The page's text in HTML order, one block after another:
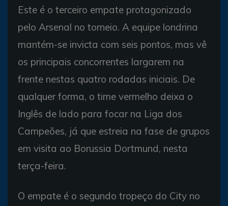
Este é o terceiro empate protagonizado
pelo Arsenal no torneio. A equipe londrina
mantém-se invicta com seis pontos, mas vê
os principais concorrentes largarem na
frente nestas quatro rodadas iniciais. De
qualquer forma, o time vermelho deixa o
Inglês de lado para focar na Liga dos
Campeões, já que estreia na fase de grupos
em visita ao Borussia Dortmund, nesta
terça-feira.
O empate é o segundo tropeço do City no